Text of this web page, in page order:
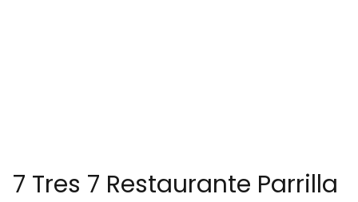
7 Tres 7 Restaurante Parrilla